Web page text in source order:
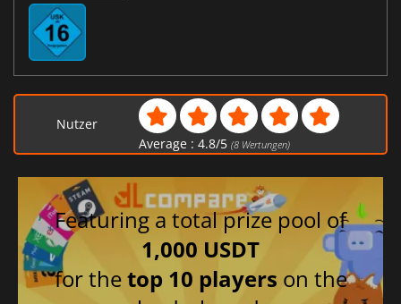
Nutzer
Average : 4.8/5 (8Wertungen)
Featuring a total prize pool of
1,000 USDT
for thetop 10 players on the